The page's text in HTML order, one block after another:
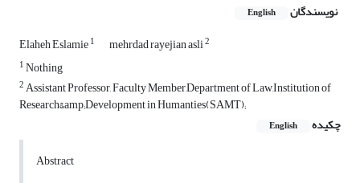
نویسندگان English
Elaheh Eslamie1 mehrdad rayejian asli2
1Nothing
2Assistant Professor, Faculty Member,Department of Law,Institution of
Research&amp;Development in Humanties(SAMT);
چکیده
English
Abstract